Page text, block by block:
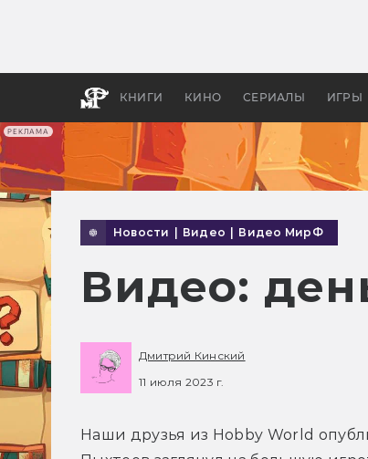
РЕКЛАМА
КНИГИ КИНО СЕРИАЛЫ ИГРЫ
Новости Видео Видео МирФ
Видео:
Дмитрий Кинский
11 июля 2023 г.
Наши друзья из Hobby World